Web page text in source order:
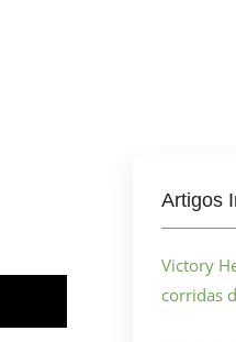
Artigos
Victory
corridas